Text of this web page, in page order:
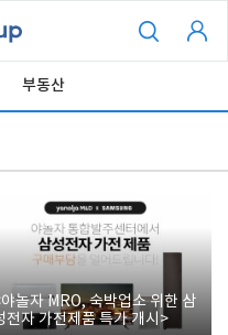
부동산
놀자 MRO, 숙박업소 위한 삼
전자 가전제품 특가 개시>